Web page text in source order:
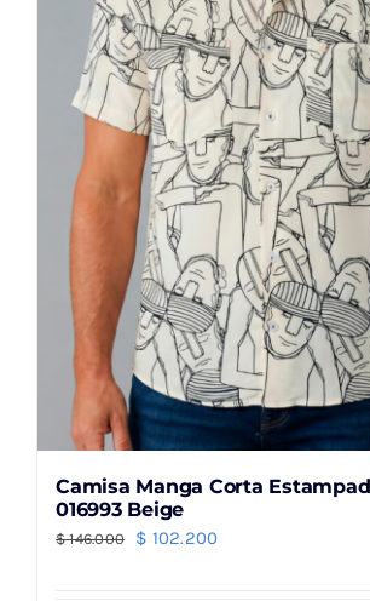
se
pueden
elegir
en
la
página
de
producto
Camisa Manga Corta
016993 Beige
$146.000
El
$ 102.200